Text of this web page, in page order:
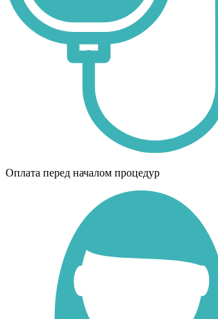
Оплата перед началом процедур